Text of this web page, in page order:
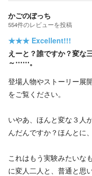
かごのぼっち
554件のレビューを投稿
★★★ Excellent!!!
えーと？誰ですか？変
～⋯⋯。
登場人物やストーリー展
をご覧ください。
いやあ、ほんと変な３人
んだんですか？ほんとに
これはもう実験みたいな
に変人二人と、普通と思